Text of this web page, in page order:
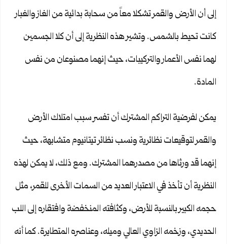
إلى أن الأرض والقمر تشكلا معاً من سحابة بدائية من الغاز والغبار
كانت تحيط بالشمس. وتشير هذه النظرية إلى أن كلا الجسمين
لهما نفس الأعمار والتركيبات، حيث إنهما مصنوعان من نفس
المادة.
يمكن لفرضية التراكم المشترك أن تفسر سبب امتلاك الأرض
والقمر لتوقيعات نظائرية ونسب نظائر تيتانيوم متشابهة، حيث
إنهما قد ورثاها من مصدرهما المشترك. ومع ذلك، لا يمكن لهذه
النظرية أن تأخذ في الاعتبار العديد من السمات الأخرى للقمر، مثل
حجمه الكبير بالنسبة للأرض، وكثافته المنخفضة وافتقاره إلى اللب
الحديدي، وزخمه الزاوي العالي وميله، وعناصره المتطايرة. كما أنه